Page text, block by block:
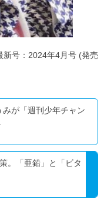
新号：2024年4月号 (発売
が「週刊少年チャン
。「亜鉛」と「ビタ